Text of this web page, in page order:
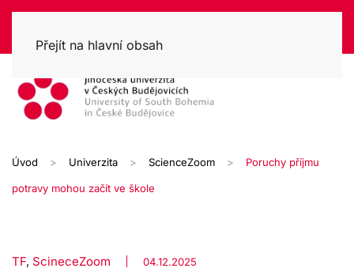
Přejít na hlavní obsah
Úvod Univerzita ScienceZoom Poruchy příjmu
potravy mohou začít ve škole
TF, ScineceZoom 04.12.2025